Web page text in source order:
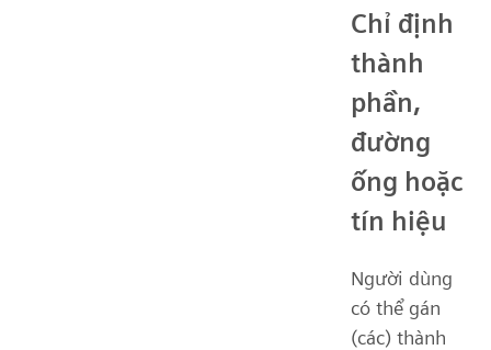
Chỉ định
thành
phần,
đường
ống hoặc
tín hiệu
Người dùng
có thể gán
(các) thành